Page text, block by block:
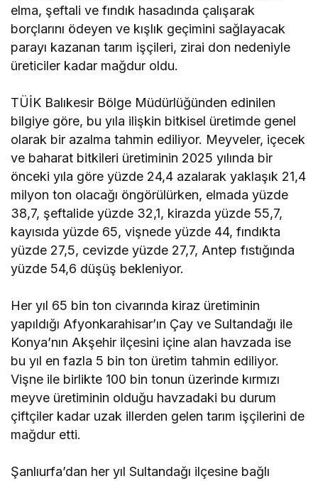
elma, şeftali ve fındık hasadında çalışarak
borçlarını ödeyen ve kışlık geçimini sağlayacak
parayı kazanan tarım işçileri, zirai don nedeniyle
üreticiler kadar mağdur oldu.
TÜİK Balıkesir Bölge Müdürlüğünden edinilen
bilgiye göre, bu yıla ilişkin bitkisel üretimde genel
olarak bir azalma tahmin ediliyor. Meyveler, içecek
ve baharat bitkileri üretiminin 2025 yılında bir
önceki yıla göre yüzde 24,4 azalarak yaklaşık 21,4
milyon ton olacağı öngörülürken, elmada yüzde
38,7, şeftalide yüzde 32,1, kirazda yüzde 55,7,
kayısıda yüzde 65, vişnede yüzde 44, fındıkta
yüzde 27,5, cevizde yüzde 27,7, Antep fıstığında
yüzde 54,6 düşüş bekleniyor.
Her yıl 65 bin ton civarında kiraz üretiminin
yapıldığı Afyonkarahisar’ın Çay ve Sultandağı ile
Konya’nın Akşehir ilçesini içine alan havzada ise
bu yıl en fazla 5 bin ton üretim tahmin ediliyor.
Vişne ile birlikte 100 bin tonun üzerinde kırmızı
meyve üretiminin olduğu havzadaki bu durum
çiftçiler kadar uzak illerden gelen tarım işçilerini de
mağdur etti.
Şanlıurfa’dan her yıl Sultandağı ilçesine bağlı